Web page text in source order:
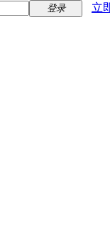
登录
立